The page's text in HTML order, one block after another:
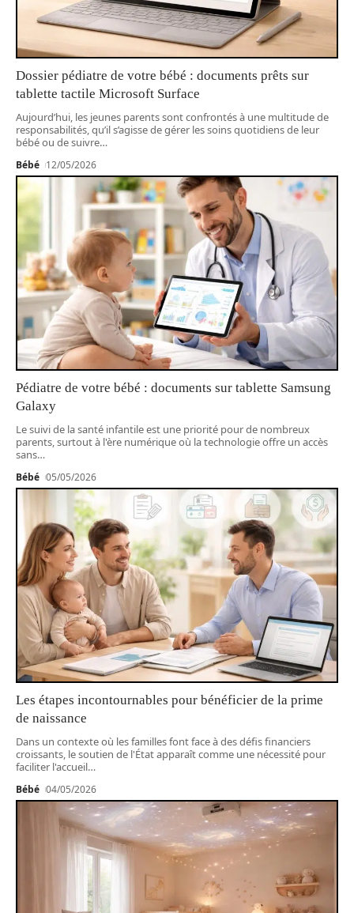
Dossier pédiatre de votre bébé : documents prêts sur
tablette tactile Microsoft Surface
Aujourd’hui, les jeunes parents sont confrontés à une multitude de
responsabilités, qu’il s’agisse de gérer les soins quotidiens de leur
bébé ou de suivre…
Bébé 12/05/2026
Pédiatre de votre bébé : documents sur tablette Samsung
Galaxy
Le suivi de la santé infantile est une priorité pour de nombreux
parents, surtout à l'ère numérique où la technologie offre un accès
sans…
Bébé 05/05/2026
Les étapes incontournables pour bénéficier de la prime
de naissance
Dans un contexte où les familles font face à des défis financiers
croissants, le soutien de l'État apparaît comme une nécessité pour
faciliter l'accueil…
Bébé 04/05/2026